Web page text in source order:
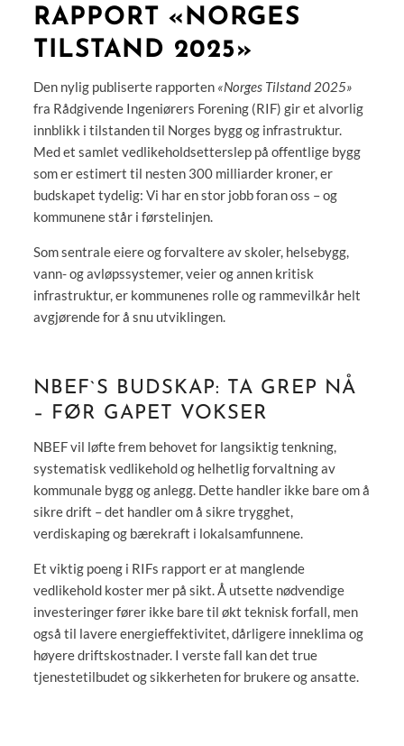
RAPPORT «NORGES
TILSTAND 2025»
Den nylig publiserte rapporten «Norges Tilstand 2025»
fra Rådgivende Ingeniørers Forening (RIF) gir et alvorlig
innblikk i tilstanden til Norges bygg og infrastruktur.
Med et samlet vedlikeholdsetterslep på offentlige bygg
som er estimert til nesten 300 milliarder kroner, er
budskapet tydelig: Vi har en stor jobb foran oss – og
kommunene står i førstelinjen.
Som sentrale eiere og forvaltere av skoler, helsebygg,
vann- og avløpssystemer, veier og annen kritisk
infrastruktur, er kommunenes rolle og rammevilkår helt
avgjørende for å snu utviklingen.
NBEF`S BUDSKAP: TA GREP NÅ
– FØR GAPET VOKSER
NBEF vil løfte frem behovet for langsiktig tenkning,
systematisk vedlikehold og helhetlig forvaltning av
kommunale bygg og anlegg. Dette handler ikke bare om å
sikre drift – det handler om å sikre trygghet,
verdiskaping og bærekraft i lokalsamfunnene.
Et viktig poeng i RIFs rapport er at manglende
vedlikehold koster mer på sikt. Å utsette nødvendige
investeringer fører ikke bare til økt teknisk forfall, men
også til lavere energieffektivitet, dårligere inneklima og
høyere driftskostnader. I verste fall kan det true
tjenestetilbudet og sikkerheten for brukere og ansatte.